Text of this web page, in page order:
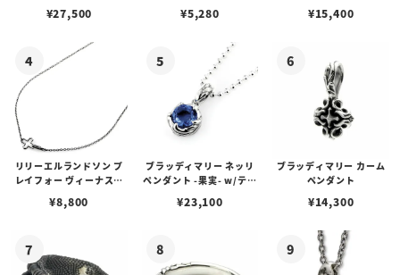
¥27,500 ¥5,280
ブスタークラスプ＆LTロ
¥15,400
リリーエルランドソン プ
レイフォー ヴィーナスチ
¥8,800
ブラッディマリー ネッリ
ペンダント -果実- w/ティ
¥23,100
ブラッディマリー カーム
ペンダント
¥14,300